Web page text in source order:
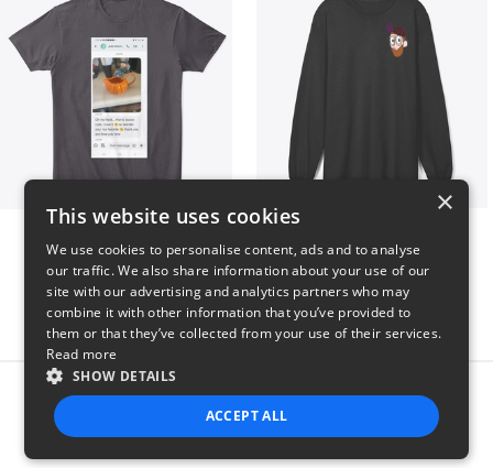
$24 $36
Report this product
×
This website uses cookies
We use cookies to personalise content, ads and to analyse
our traffic. We also share information about your use of our
site with our advertising and analytics partners who may
combine it with other information that you’ve provided to
them or that they’ve collected from your use of their services.
Read more
SHOW DETAILS
ACCEPT ALL